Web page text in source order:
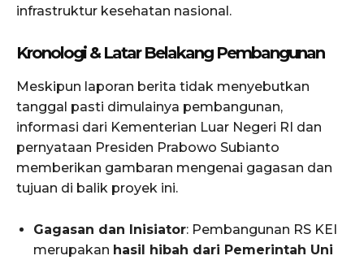
infrastruktur kesehatan nasional.
Kronologi & Latar Belakang Pembangunan
Meskipun laporan berita tidak menyebutkan
tanggal pasti dimulainya pembangunan,
informasi dari Kementerian Luar Negeri RI dan
pernyataan Presiden Prabowo Subianto
memberikan gambaran mengenai gagasan dan
tujuan di balik proyek ini.
Gagasan dan Inisiator: Pembangunan RS KEI
merupakan hasil hibah dari Pemerintah Uni